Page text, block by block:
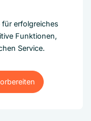
für erfolgreiches
Funktionen,
Service.